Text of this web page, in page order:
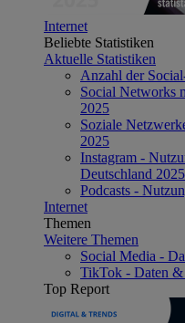
Internet
Beliebte Statistiken
Aktuelle Statistiken
Anzahl der
Social Networks
2025
Soziale
2025
Instagram -
Deutschland 2025
Podcasts -
Internet
Themen
Weitere Themen
Social Media -
TikTok - Daten &
Top Report